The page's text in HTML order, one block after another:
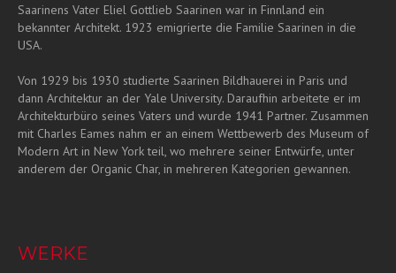
Saarinens Vater Eliel Gottlieb Saarinen war in Finnland ein
bekannter Architekt. 1923 emigrierte die Familie Saarinen in die
USA.
Von 1929 bis 1930 studierte Saarinen Bildhauerei in Paris und
dann Architektur an der Yale University. Daraufhin arbeitete er im
Architekturbüro seines Vaters und wurde 1941 Partner. Zusammen
mit Charles Eames nahm er an einem Wettbewerb des Museum of
Modern Art in New York teil, wo mehrere seiner Entwürfe, unter
anderem der Organic Char, in mehreren Kategorien gewannen.
WERKE